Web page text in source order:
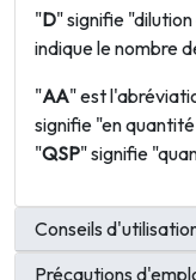
"D" signifie
indique le nombre
"AA" est
signifie "en
"QSP" signifie
Conseils
Précautions